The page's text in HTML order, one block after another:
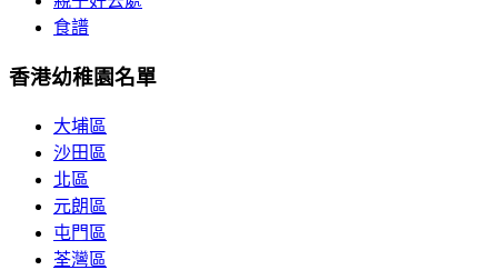
食譜
香港幼稚園名單
大埔區
沙田區
北區
元朗區
屯門區
荃灣區